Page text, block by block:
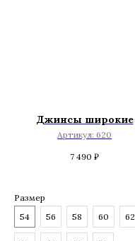
Джинсы широкие
Артикул: 620
7 490 ₽
Размер
54
56 58 60 62